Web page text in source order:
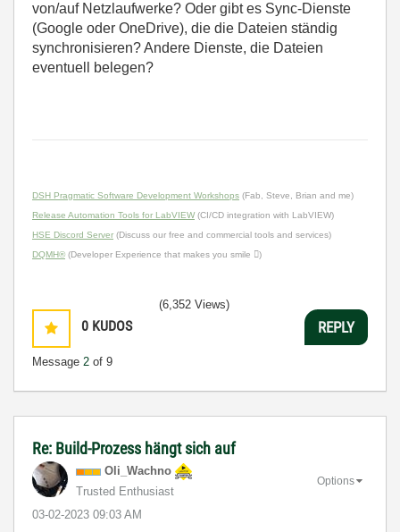
von/auf Netzlaufwerke? Oder gibt es Sync-Dienste
(Google oder OneDrive), die die Dateien ständig
synchronisieren? Andere Dienste, die Dateien
eventuell belegen?
DSH Pragmatic Software Development Workshops (Fab, Steve, Brian and me)
Release Automation Tools for LabVIEW(CI/CD integration with LabVIEW)
HSE Discord Server (Discuss our free and commercial tools and services)
DQMH® (Developer Experience that makes you smile )
0 KUDOS
Message 2 of 9
(6,352 Views)
REPLY
Re: Build-Prozess hängt sich auf
Oli_Wachno
Trusted Enthusiast
‎03-02-2023 09:03 AM
Options